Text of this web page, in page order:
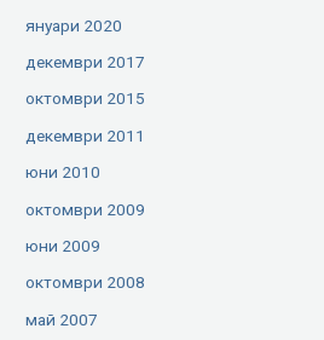
януари 2020
декември 2017
октомври 2015
декември 2011
юни 2010
октомври 2009
юни 2009
октомври 2008
май 2007